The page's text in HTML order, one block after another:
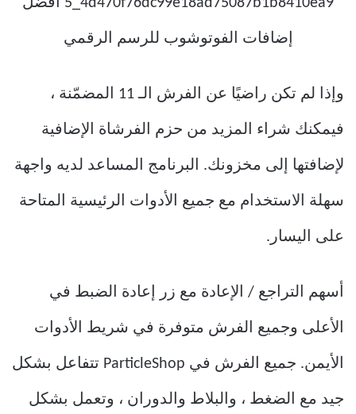
وإذا لم تكن راضيًا عن الفرش الـ 11 المضمّنة ،
فيمكنك شراء المزيد من حزم الفرشاة الإضافية
لإضافتها إلى مخزونك. البرنامج المساعد لديه واجهة
سهلة الاستخدام مع جميع الأدوات الرئيسية المتاحة
على اليسار.
أسهم التراجع / الإعادة مع زر إعادة الضبط في
الأعلى وجميع الفرش متوفرة في شريط الأدوات
الأيمن. جميع الفرش في ParticleShop تتفاعل بشكل
جيد مع الضغط ، والبلاط والدوران ، وتعمل بشكل